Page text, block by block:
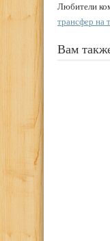
Любители
трансфер на
Вам